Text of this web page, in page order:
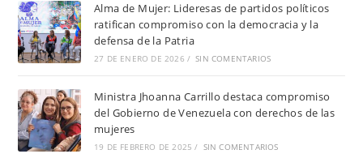
Alma de Mujer: Lideresas de partidos políticos
ratifican compromiso con la democracia y la
defensa de la Patria
27 DE ENERO DE 2026 / SIN COMENTARIOS
Ministra Jhoanna Carrillo destaca compromiso
del Gobierno de Venezuela con derechos de las
mujeres
19 DE FEBRERO DE 2025 / SIN COMENTARIOS